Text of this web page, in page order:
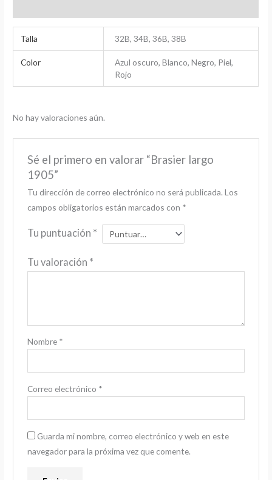
Talla 32B, 34B, 36B, 38B
Color
Azul oscuro, Blanco, Negro, Piel,
Rojo
No hay valoraciones aún.
Sé el primero en valorar “Brasier largo
1905”
Tu dirección de correo electrónico no será publicada. Los
campos obligatorios están marcados con *
Tu puntuación *
Tu valoración *
Nombre *
Correo electrónico *
Guarda mi nombre, correo electrónico y web en este
navegador para la próxima vez que comente.